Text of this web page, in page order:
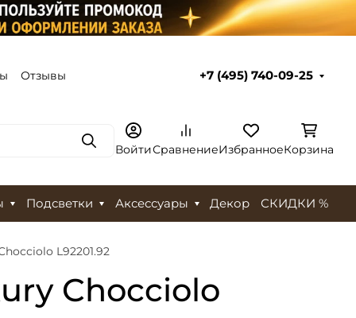
Отзывы +7 (495) 740-09-25
ПоискВойтиСравнениеИзбранноеКорзина
Подсветки Аксессуары Декор СКИДКИ %
L92201.92
Chocciolo